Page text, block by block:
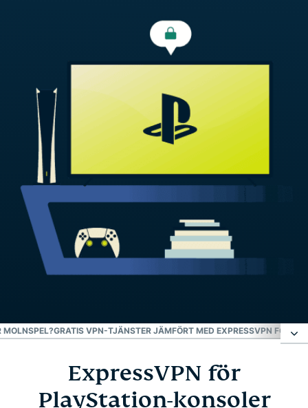
MOLNSPEL?GRATIS VPN-TJÄNSTER JÄMFÖRT MED EXPRESSVPN FÖR
ExpressVPN för PlayStation-konsoler
ExpressVPN för
PlayStation-konsoler